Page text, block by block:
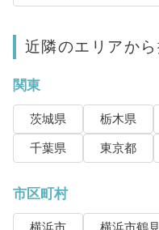
近隣のエリアか
関東
茨城県 栃木県
千葉県
東京都
市区町村